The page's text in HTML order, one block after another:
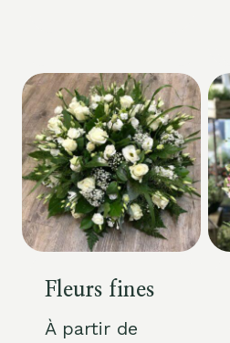
Fleurs fines
À partir de